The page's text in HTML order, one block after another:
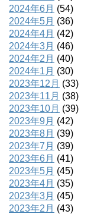
2024年6月 (54)
2024年5月 (36)
2024年4月 (42)
2024年3月 (46)
2024年2月 (40)
2024年1月 (30)
2023年12月 (33)
2023年11月 (38)
2023年10月 (39)
2023年9月 (42)
2023年8月 (39)
2023年7月 (39)
2023年6月 (41)
2023年5月 (45)
2023年4月 (35)
2023年3月 (45)
2023年2月 (43)